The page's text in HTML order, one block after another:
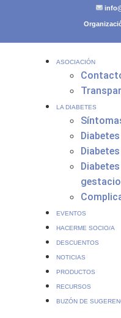
ASOCIACIÓN
LA DIABETES
Diabetes
EVENTOS
HACERME SOCIO/A
DESCUENTOS
NOTICIAS
PRODUCTOS
RECURSOS
BUZÓN DE